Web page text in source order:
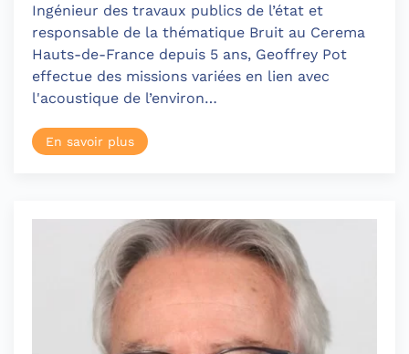
Ingénieur des travaux publics de l’état et
responsable de la thématique Bruit au Cerema
Hauts-de-France depuis 5 ans, Geoffrey Pot
effectue des missions variées en lien avec
l'acoustique de l’environ…
En savoir plus